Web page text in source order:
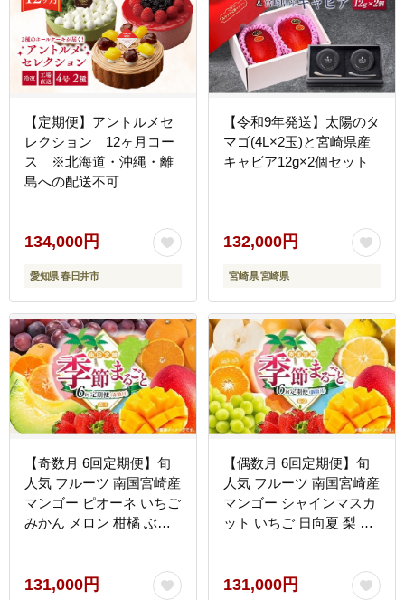
【定期便】アントルメセ
レクション 12ヶ月コー
ス ※北海道・沖縄・離
島への配送不可
134,000円
愛知県 春日井市
【令和9年発送】太陽のタ
マゴ(4L×2玉)と宮崎県産
キャビア12g×2個セット
132,000円
宮崎県 宮崎県
【奇数月 6回定期便】旬
人気 フルーツ 南国宮崎産
マンゴー ピオーネ いちご
みかん メロン 柑橘 ぶど
＞
131,000円
【偶数月 6回定期便】旬
人気 フルーツ 南国宮崎産
マンゴー シャインマスカ
ット いちご 日向夏 梨 み
2コース M220＞
131,000円